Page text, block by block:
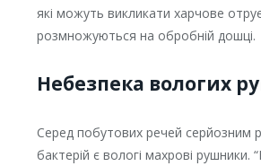
які можуть викликати харчове
розмножуються на обробній дошці.
Небезпека вологих
Серед побутових речей серйозним
бактерій є вологі махрові рушники.